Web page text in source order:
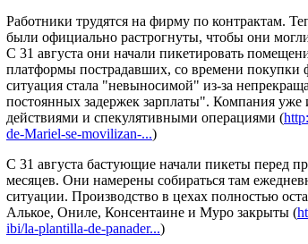
Работники трудятся на фирму по контрактам.
были официально растрогнуты, чтобы они
С 31 августа они начали пикетировать
платформы пострадавших, со времени
ситуация стала "невыносимой" из-за
постоянных задержек зарплаты". Компания
действиями и спекулятивными операциями (
de-Mariel-se-movilizan-...)
С 31 августа бастующие начали пикеты перед
месяцев. Они намерены собираться там
ситуации. Производство в цехах полностью
Алькое, Ониле, Консентаине и Муро закрыты (
ibi/la-plantilla-de-panader...)